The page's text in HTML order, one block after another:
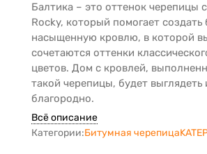
Балтика – это оттенок черепицы
Rocky, который помогает
насыщенную кровлю, в которой
сочетаются оттенки
цветов. Дом с кровлей,
такой черепицы, будет выглядеть
благородно.
Всё описание
Категории:Битумная черепица